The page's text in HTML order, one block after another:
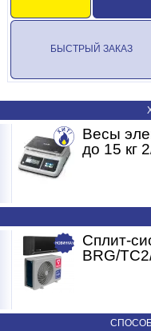
БЫСТРЫЙ ЗАКАЗ
Весы
до 15 кг
Сплит-
BRG/